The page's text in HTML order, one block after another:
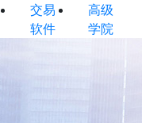
交易
软件
高级
学院